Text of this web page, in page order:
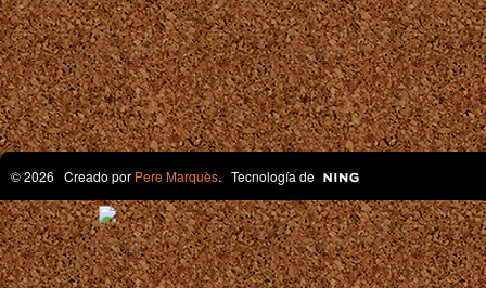
© 2026 Creado por Pere Marquès. Tecnología de